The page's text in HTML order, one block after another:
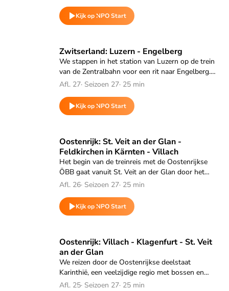
Kijk op NPO Start
Zwitserland: Luzern - Engelberg
We stappen in het station van Luzern op de trein
van de Zentralbahn voor een rit naar Engelberg.
De treinroute voert eerst langs het
het Engelbergdal in.
Afl. 27· Seizoen 27· 25 min
Kijk op NPO Start
Speel "Zwitserland: Luzern - Engelberg" af
Oostenrijk: St. Veit an der Glan -
Feldkirchen in Kärnten - Villach
Het begin van de treinreis met de Oostenrijkse
ÖBB gaat vanuit St. Veit an der Glan door het
brede Glantal. Naarmate de trein verder rijdt,
meer bochten.
Afl. 26· Seizoen 27· 25 min
Kijk op NPO Start
Speel "Oostenrijk: St. Veit an der Glan - Feldkirchen in
Oostenrijk: Villach - Klagenfurt - St. Veit
an der Glan
We reizen door de Oostenrijkse deelstaat
Karinthië, een veelzijdige regio met bossen en
meren. Startpunt van deze treinreis is Villach,
Afl. 25· Seizoen 27· 25 min
Speel "Oostenrijk: Villach - Klagenfurt - St. Veit an der